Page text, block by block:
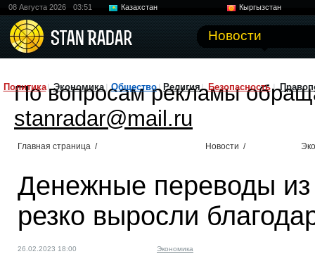
08 Августа 2026 03:51 Казахстан
Кыргызстан
Новости
Политика Экономика Общество Религия Безопасность
По вопросам рекламы
stanradar@mail.ru
Главная страница / Новости /
Денежные переводы
резко выросли
26.02.2023 18:00 Экономика